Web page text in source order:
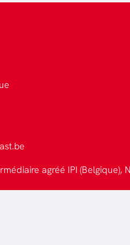
agréé IPI (Belgique),